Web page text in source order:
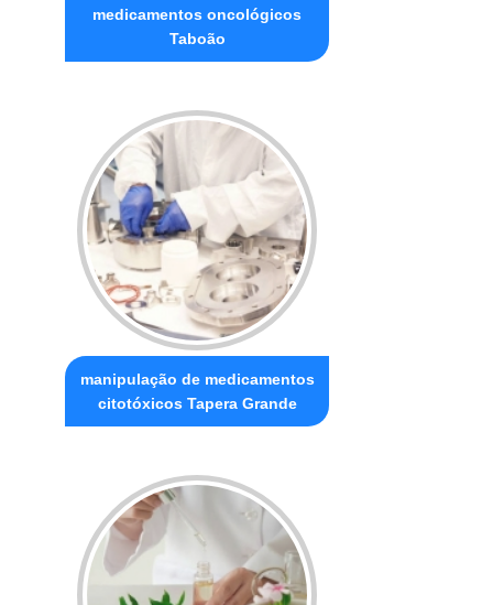
medicamentos oncológicos
Taboão
manipulação de medicamentos
citotóxicos Tapera Grande